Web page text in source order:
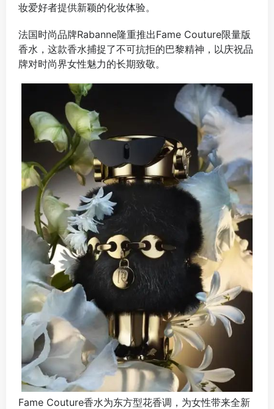
妆爱好者提供新颖的化妆体验‌。
法国时尚品牌Rabanne隆重推出Fame Couture限量版
香水，这款香水捕捉了不可抗拒的巴黎精神，以庆祝品
牌对时尚界女性魅力的长期致敬。
Fame Couture香水为东方型花香调，为女性带来全新